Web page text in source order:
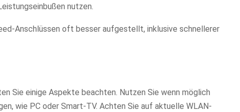
nutzen.
Anschlüssen oft besser aufgestellt, inklusive schnellerer
Sie einige Aspekte beachten. Nutzen Sie wenn möglich
wie PC oder Smart-TV. Achten Sie auf aktuelle WLAN-